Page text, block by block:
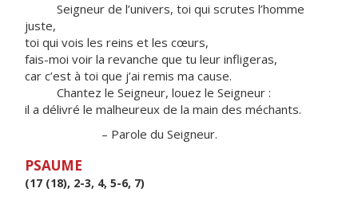
Seigneur de l’univers, toi qui scrutes l’homme
juste,
toi qui vois les reins et les cœurs,
fais-moi voir la revanche que tu leur infligeras,
car c’est à toi que j’ai remis ma cause.
Chantez le Seigneur, louez le Seigneur :
il a délivré le malheureux de la main des méchants.
– Parole du Seigneur.
PSAUME
(17 (18), 2-3, 4, 5-6, 7)